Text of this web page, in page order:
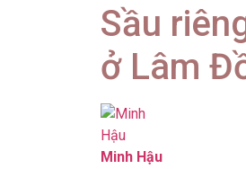
Sầu
ở Lâm
Minh Hậu